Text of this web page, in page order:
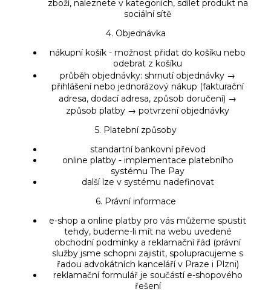
zboží, naleznete v kategoriích, sdílet produkt na
sociální sítě
4. Objednávka
nákupní košík - možnost přidat do košíku nebo
odebrat z košíku
průběh objednávky: shrnutí objednávky →
přihlášení nebo jednorázový nákup (fakturační
adresa, dodací adresa, způsob doručení) →
způsob platby → potvrzení objednávky
5. Platební způsoby
standartní bankovní převod
online platby - implementace platebního
systému The Pay
další lze v systému nadefinovat
​6. Právní informace
e-shop a online platby pro vás můžeme spustit
tehdy, budeme-li mít na webu uvedené
obchodní podmínky a reklamační řád (právní
služby jsme schopni zajistit, spolupracujeme s
řadou advokátních kanceláří v Praze i Plzni)
reklamační formulář je součástí e-shopového
řešení